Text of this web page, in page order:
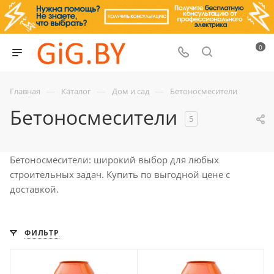
0
Главная — Каталог — Дом и сад — Бетоносмесители
Бетоносмесители 5
Бетоносмесители: широкий выбор для любых
строительных задач. Купить по выгодной цене с
доставкой.
ФИЛЬТР
Частота, Гц Частота, Гц